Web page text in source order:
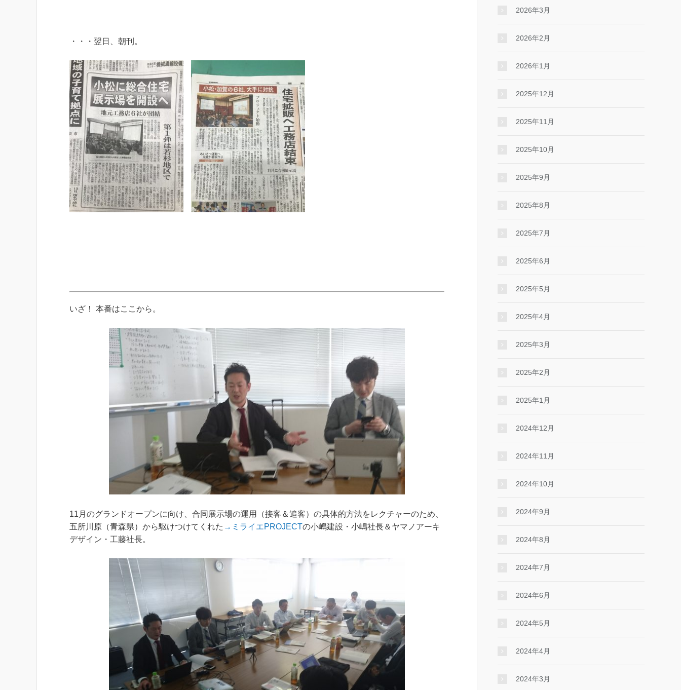
・・・翌日、朝刊。
いざ！ 本番はここから。
11月のグランドオープンに向け、合同展示場の運用（接客＆追客）の具体的方法をレクチャーのため、
五所川原（青森県）から駆けつけてくれた →ミライエPROJECTの小嶋建設・小嶋社長＆ヤマノアーキ
デザイン・工藤社長。
2026年3月
2026年2月
2026年1月
2025年12月
2025年11月
2025年10月
2025年9月
2025年8月
2025年7月
2025年6月
2025年5月
2025年4月
2025年3月
2025年2月
2025年1月
2024年12月
2024年11月
2024年10月
2024年9月
2024年8月
2024年7月
2024年6月
2024年5月
2024年4月
2024年3月